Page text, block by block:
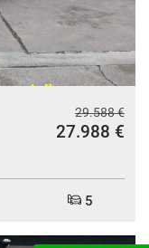
29.588 €
27.988 €
5